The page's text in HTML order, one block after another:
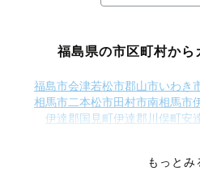
福島県の市区町村から
福島市会津若松市郡山市いわき
相馬市二本松市田村市南相馬市
伊達郡国見町伊達郡川俣町安
河沼郡湯川村
もっとみ